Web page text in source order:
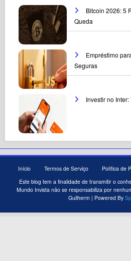
Bitcoin 2026: 5
Queda
Empréstimo
Seguras
Investir no
Início Termos de Serviço Política de
Este blog tem a finalidade de transmitir o
Mundo Invista não se responsabiliza por
Guilherm | Powered By